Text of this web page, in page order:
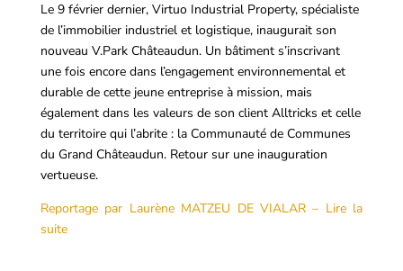
Le 9 février dernier, Virtuo Industrial Property, spécialiste
de l’immobilier industriel et logistique, inaugurait son
nouveau V.Park Châteaudun. Un bâtiment s’inscrivant
une fois encore dans l’engagement environnemental et
durable de cette jeune entreprise à mission, mais
également dans les valeurs de son client Alltricks et celle
du territoire qui l’abrite : la Communauté de Communes
du Grand Châteaudun. Retour sur une inauguration
vertueuse.
Reportage par Laurène MATZEU DE VIALAR – Lire la
suite